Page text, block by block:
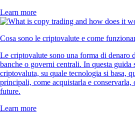
Learn more
Cosa sono le criptovalute e come
Le criptovalute sono una forma di denaro
banche o governi centrali. In questa guida
criptovaluta, su quale tecnologia si basa,
principali, come acquistarla e conservarla,
future.
Learn more